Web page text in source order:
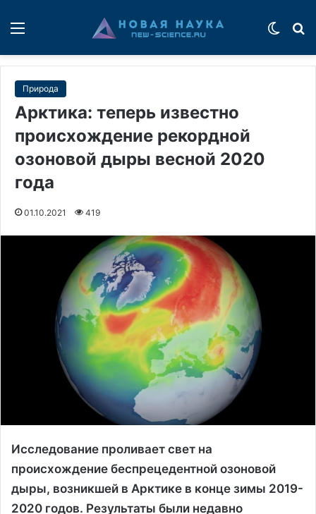
Природа
Арктика: теперь известно
происхождение рекордной
озоновой дыры весной 2020
года
01.10.2021 419
Исследование проливает свет на
происхождение беспрецедентной озоновой
дыры, возникшей в Арктике в конце зимы 2019-
2020 годов. Результаты были недавно